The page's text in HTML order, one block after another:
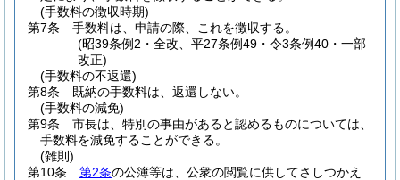
(手数料の徴収時期)
第7条
手数料は、申請の際、これを徴収する。
(昭39条例2・全改、平27条例49・令3条例40・一部
改正)
(手数料の不返還)
第8条
既納の手数料は、返還しない。
(手数料の減免)
第9条
市長は、特別の事由があると認めるものについては、
手数料を減免することができる。
(雑則)
第10条
第2条の公簿等は、公衆の閲覧に供してさしつかえ